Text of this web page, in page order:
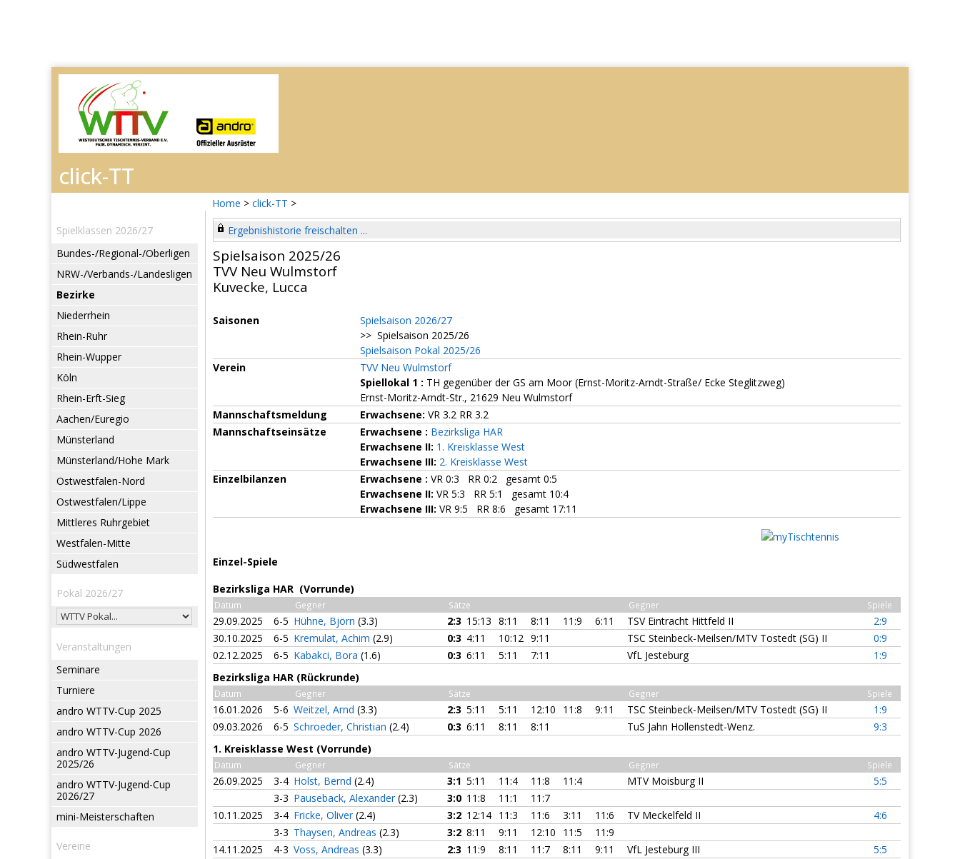
Home > click-TT >
Spielklassen 2026/27
Bundes-/Regional-/Oberligen
NRW-/Verbands-/Landesligen
Bezirke
Niederrhein
Rhein-Ruhr
Rhein-Wupper
Köln
Rhein-Erft-Sieg
Aachen/Euregio
Münsterland
Münsterland/Hohe Mark
Ostwestfalen-Nord
Ostwestfalen/Lippe
Mittleres Ruhrgebiet
Westfalen-Mitte
Südwestfalen
Pokal 2026/27
Veranstaltungen
Seminare
Turniere
andro WTTV-Cup 2025
andro WTTV-Cup 2026
andro WTTV-Jugend-Cup
2025/26
andro WTTV-Jugend-Cup
2026/27
mini-Meisterschaften
Vereine
Ergebnishistorie freischalten ...
Spielsaison 2025/26
TVV Neu Wulmstorf
Kuvecke, Lucca
Saisonen
Spielsaison 2026/27
>> Spielsaison 2025/26
Spielsaison Pokal 2025/26
Verein
TVV Neu Wulmstorf
Spiellokal 1 : TH gegenüber der GS am Moor (Ernst-Moritz-Arndt-Straße/ Ecke Steglitzweg)
Ernst-Moritz-Arndt-Str., 21629 Neu Wulmstorf
Mannschaftsmeldung
Erwachsene: VR 3.2 RR 3.2
Mannschaftseinsätze
Erwachsene : Bezirksliga HAR
Erwachsene II: 1. Kreisklasse West
Erwachsene III: 2. Kreisklasse West
Einzelbilanzen
Erwachsene : VR 0:3 RR 0:2 gesamt 0:5
Erwachsene II: VR 5:3 RR 5:1 gesamt 10:4
Erwachsene III: VR 9:5 RR 8:6 gesamt 17:11
Einzel-Spiele
Bezirksliga HAR (Vorrunde)
Datum Gegner Sätze Gegner Spiele
29.09.2025 6-5 Hühne, Björn (3.3) 2:3 15:13 8:11 8:11 11:9 6:11 TSV Eintracht Hittfeld II
2:9
30.10.2025
6-5 Kremulat, Achim (2.9) 0:3 4:11 10:12 9:11 TSC Steinbeck-Meilsen/MTV Tostedt (SG) II
0:9
02.12.2025
6-5 Kabakci, Bora (1.6) 0:3 6:11 5:11 7:11 VfL Jesteburg
1:9
Bezirksliga HAR (Rückrunde)
Datum Gegner Sätze Gegner Spiele
16.01.2026 5-6 Weitzel, Arnd (3.3) 2:3 5:11 5:11 12:10 11:8 9:11 TSC Steinbeck-Meilsen/MTV Tostedt (SG) II
1:9
09.03.2026
6-5 Schroeder, Christian (2.4) 0:3 6:11 8:11 8:11 TuS Jahn Hollenstedt-Wenz.
9:3
1. Kreisklasse West (Vorrunde)
Datum Gegner Sätze Gegner Spiele
26.09.2025 3-4 Holst, Bernd (2.4) 3:1 5:11 11:4 11:8 11:4 MTV Moisburg II
5:5
3-3 Pauseback, Alexander (2.3) 3:0 11:8 11:1
11:7
10.11.2025
3-4 Fricke, Oliver (2.4) 3:2 12:14 11:3 11:6 3:11 11:6 TV Meckelfeld II
4:6
3-3 Thaysen, Andreas (2.3) 3:2 8:11 9:11 12:10 11:5
11:9
14.11.2025
4-3 Voss, Andreas (3.3) 2:3 11:9 8:11 11:7 8:11 9:11 VfL Jesteburg III
5:5